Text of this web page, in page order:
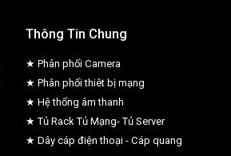
Thông Tin Chung
★ Phân phối Camera
★ Phân phối thiêt bị mạng
★ Hệ thống âm thanh
★ Tủ Rack Tủ Mạng- Tủ Server
★ Dây cáp điện thoại - Cáp quang